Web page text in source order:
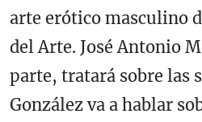
arte erótico masculino
del Arte. José Antonio
parte, tratará sobre las
González va a hablar